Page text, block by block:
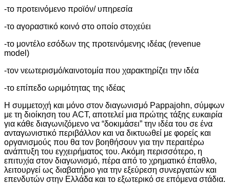
-το προτεινόμενο προϊόν/ υπηρεσία
-το αγοραστικό κοινό στο οποίο στοχεύει
-το μοντέλο εσόδων της προτεινόμενης ιδέας (revenue
model)
-τον νεωτερισμό/καινοτομία που χαρακτηρίζει την ιδέα
-το επίπεδο ωριμότητας της ιδέας
Η συμμετοχή και μόνο στον διαγωνισμό Pappajohn, σύμφων
με τη διοίκηση του ACT, αποτελεί μια πρώτης τάξης ευκαιρία
για κάθε διαγωνιζόμενο να “δοκιμάσει” την ιδέα του σε ένα
ανταγωνιστικό περιβάλλον και να δικτυωθεί με φορείς και
οργανισμούς που θα τον βοηθήσουν για την περαιτέρω
ανάπτυξη του εγχειρήματος του. Ακόμη περισσότερο, η
επιτυχία στον διαγωνισμό, πέρα από το χρηματικό έπαθλο,
λειτουργεί ως διαβατήριο για την εξεύρεση συνεργατών και
επενδυτών στην Ελλάδα και το εξωτερικό σε επόμενα στάδια.